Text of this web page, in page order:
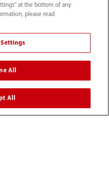
Verklaring｜
at the bottom of any
please read
All
All